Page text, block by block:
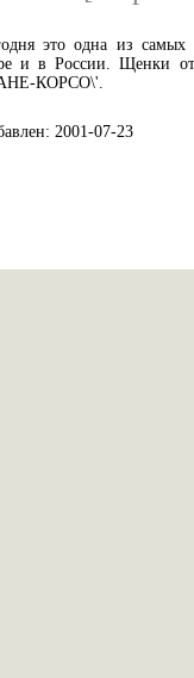
это одна из
и в России. Щенки от
КОРСО\'.
2001-07-23